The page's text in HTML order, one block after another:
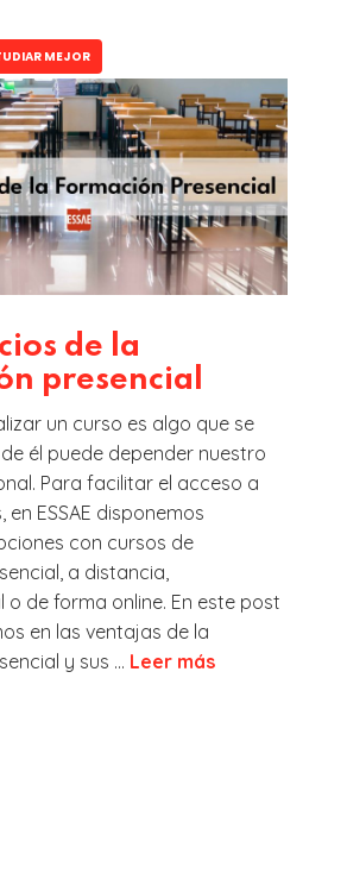
MEJOR
de la
presencial
un curso es algo que se
él puede depender nuestro
Para facilitar el acceso a
ESSAE disponemos
con cursos de
a distancia,
o de forma online. En este post
en las ventajas de la
y sus ... Leer más